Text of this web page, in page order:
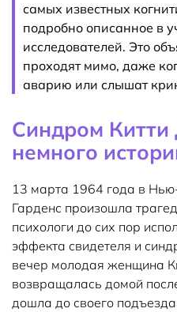
самых известных
подробно описанное в
исследователей. Это
проходят мимо, даже
аварию или слышат
Синдром
немного
13 марта 1964 года в
Гарденс произошла
психологи до сих пор
эффекта свидетеля и
вечер молодая женщина
возвращалась домой
дошла до своего